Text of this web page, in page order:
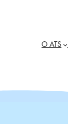
O ATS